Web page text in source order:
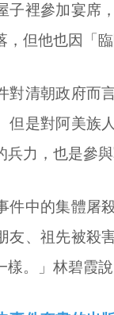
子裡參加宴席
，但他也因「
清朝政府而言
但是對阿美族
兵力，也是參
中的集體屠殺
友、祖先被殺
。」林碧霞說